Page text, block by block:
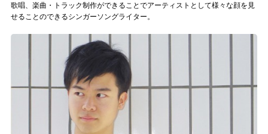
歌唱、楽曲・トラック制作ができることでアーティストとして様々な顔を見
せることのできるシンガーソングライター。